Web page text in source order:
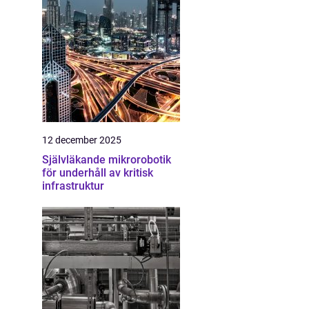
12 december 2025
Självläkande mikrorobotik
för underhåll av kritisk
infrastruktur